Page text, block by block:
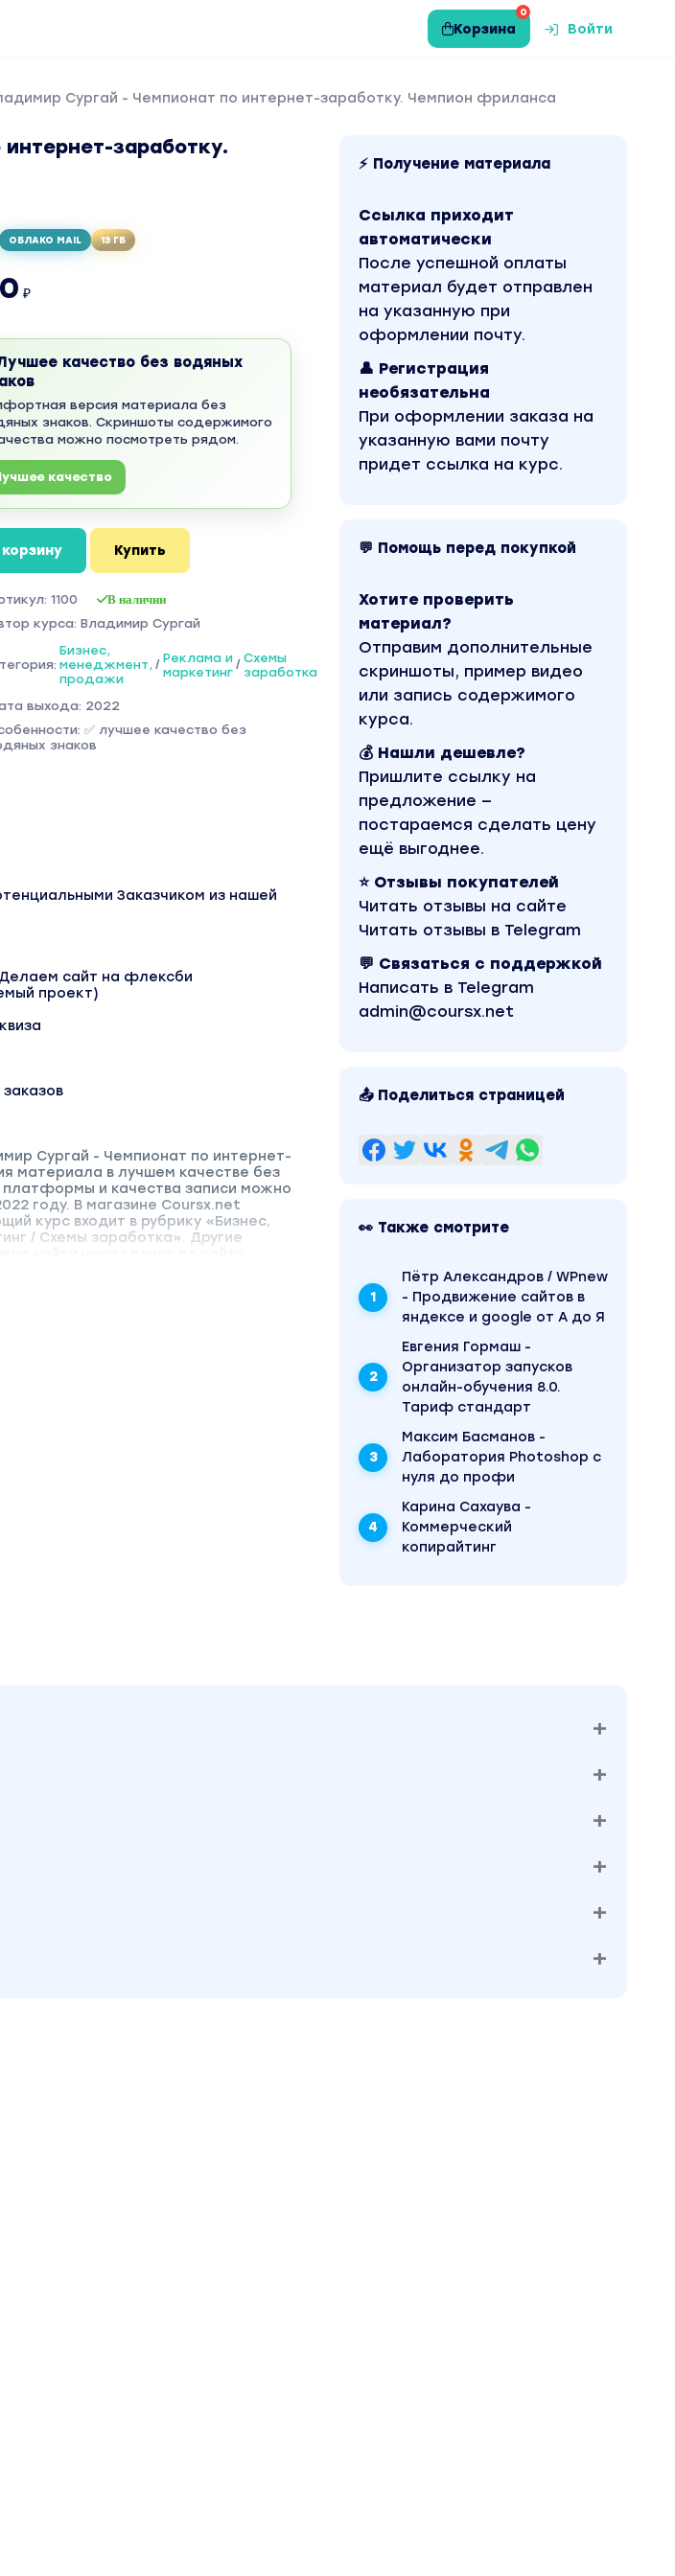
0
Корзина Войти
Сургай - Чемпионат по интернет-заработку. Чемпион фриланса
заработку.
ОБЛАКО MAIL 13 ГБ
₽
качество без водяных
версия материала без
знаков. Скриншоты содержимого
можно посмотреть рядом.
качество
Купить
1100 В наличии
курса: Владимир Сургай
Бизнес,
менеджмент,
продажи
/ Реклама и
маркетинг / Схемы
заработка
выхода: 2022
✅ лучшее качество без
знаков
Заказчиком из нашей
сайт на флексби
проект)
Сургай - Чемпионат по интернет-
материала в лучшем качестве без
и качества записи можно
году. В магазине Coursx.net
курс входит в рубрику «Бизнес,
/ Схемы заработка». Другие
⚡ Получение материала
Ссылка приходит
автоматически
После успешной оплаты
материал будет отправлен
на указанную при
оформлении почту.
👤 Регистрация
необязательна
При оформлении заказа на
указанную вами почту
придет ссылка на курс.
💬 Помощь перед покупкой
Хотите проверить
материал?
Отправим дополнительные
скриншоты, пример видео
или запись содержимого
курса.
💰 Нашли дешевле?
Пришлите ссылку на
предложение —
постараемся сделать цену
ещё выгоднее.
⭐ Отзывы покупателей
Читать отзывы на сайте
Читать отзывы в Telegram
💬 Связаться с поддержкой
Написать в Telegram
admin@coursx.net
📤 Поделиться страницей
👀 Также смотрите
Пётр Александров / WPnew
- Продвижение сайтов в
яндексе и google от А до Я
Евгения Гормаш -
Организатор запусков
онлайн-обучения 8.0.
Тариф стандарт
Максим Басманов -
Лаборатория Photoshop с
нуля до профи
Карина Сахаува -
Коммерческий
копирайтинг